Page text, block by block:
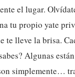
el lugar.
tu propio yate
te lleve la brisa.
Algunas
simplemente…